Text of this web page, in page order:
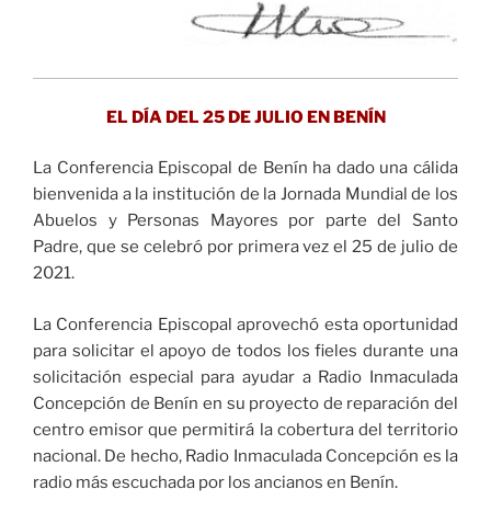
EL DÍA DEL 25 DE JULIO EN BENÍN
La Conferencia Episcopal de Benín ha dado una cálida
bienvenida a la institución de la Jornada Mundial de los
Abuelos y Personas Mayores por parte del Santo
Padre, que se celebró por primera vez el 25 de julio de
2021.
La Conferencia Episcopal aprovechó esta oportunidad
para solicitar el apoyo de todos los fieles durante una
solicitación especial para ayudar a Radio Inmaculada
Concepción de Benín en su proyecto de reparación del
centro emisor que permitirá la cobertura del territorio
nacional. De hecho, Radio Inmaculada Concepción es la
radio más escuchada por los ancianos en Benín.